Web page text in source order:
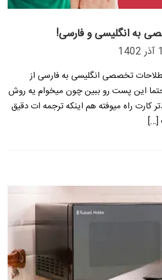
به انگلیسی و فارسی!
تخصصی انگلیسی به فارسی از
این پست رو ببین چون میخوام یه روش
کارت راه میوفته هم اینکه ترجمه ات دقیق
[…]